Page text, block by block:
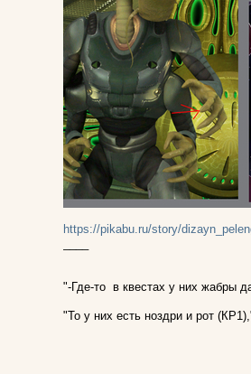
https://pikabu.ru/story/
"-Где-то в квестах у них жабры
"То у них есть ноздри и рот